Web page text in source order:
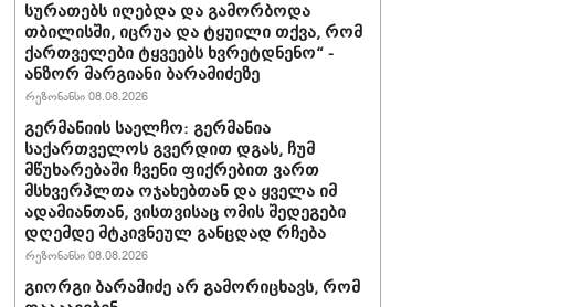
სურათებს იღებდა და გამორბოდა
თბილისში, იცრუა და ტყუილი თქვა, რომ
ქართველები ტყვეებს ხვრეტდნენო“ -
ანზორ მარგიანი ბარამიძეზე
რეზონანსი 08.08.2026
გერმანიის საელჩო: გერმანია
საქართველოს გვერდით დგას, ჩუმ
მწუხარებაში ჩვენი ფიქრებით ვართ
მსხვერპლთა ოჯახებთან და ყველა იმ
ადამიანთან, ვისთვისაც ომის შედეგები
დღემდე მტკივნეულ განცდად რჩება
რეზონანსი 08.08.2026
გიორგი ბარამიძე არ გამორიცხავს, რომ